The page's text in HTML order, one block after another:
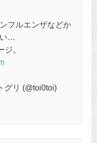
フルエンザなどか
い…
。
グリ (@toi0toi)